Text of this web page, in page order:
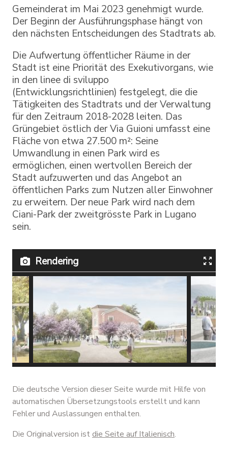
Gemeinderat im Mai 2023 genehmigt wurde.
Der Beginn der Ausführungsphase hängt von
den nächsten Entscheidungen des Stadtrats ab.
Die Aufwertung öffentlicher Räume in der
Stadt ist eine Priorität des Exekutivorgans, wie
in den linee di sviluppo
(Entwicklungsrichtlinien) festgelegt, die die
Tätigkeiten des Stadtrats und der Verwaltung
für den Zeitraum 2018-2028 leiten. Das
Grüngebiet östlich der Via Guioni umfasst eine
Fläche von etwa 27.500 m²: Seine
Umwandlung in einen Park wird es
ermöglichen, einen wertvollen Bereich der
Stadt aufzuwerten und das Angebot an
öffentlichen Parks zum Nutzen aller Einwohner
zu erweitern. Der neue Park wird nach dem
Ciani-Park der zweitgrösste Park in Lugano
sein.
Rendering
Die deutsche Version dieser Seite wurde mit Hilfe von
automatischen Übersetzungstools erstellt und kann
Fehler und Auslassungen enthalten.
Die Originalversion istdie Seite auf Italienisch.